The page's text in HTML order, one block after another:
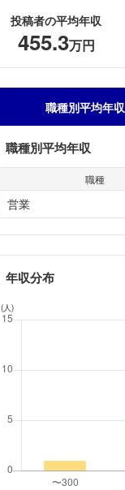
投稿者の平均年収
455.3万円
職種別平均年収
職種別平均年収
職種
営業
年収分布
(人)